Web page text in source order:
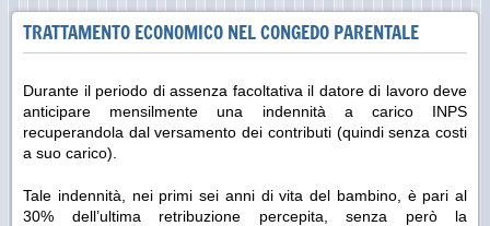
TRATTAMENTO ECONOMICO NEL CONGEDO PARENTALE
Durante il periodo di assenza facoltativa il datore di lavoro deve
anticipare mensilmente una indennità a carico INPS
recuperandola dal versamento dei contributi (quindi senza costi
a suo carico).
Tale indennità, nei primi sei anni di vita del bambino, è pari al
30% dell’ultima retribuzione percepita, senza però la